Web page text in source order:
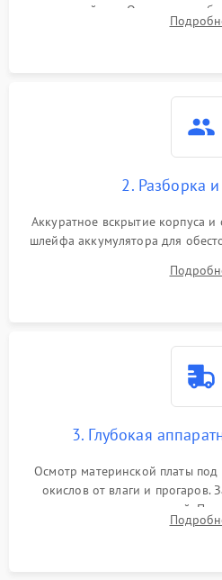
устройства. Оценка
лабораторного блока питания
2. Разборка
Аккуратное вскрытие корпуса
шлейфа аккумулятора для
высохшей термопасты с
3. Глубокая
Осмотр материнской платы
окислов от влаги и прогаров.
дежурных напряжений.
мультиконтроллера,